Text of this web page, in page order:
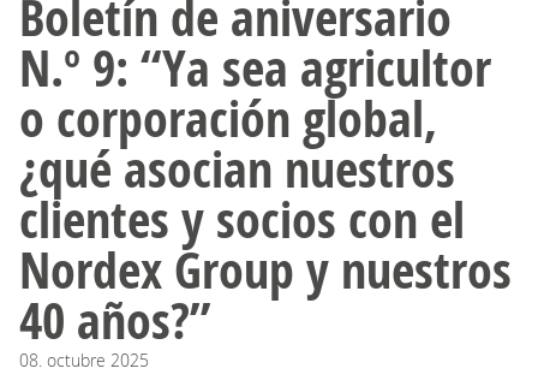
Boletín de aniversario
N.º 9: “Ya sea agricultor
o corporación global,
¿qué asocian nuestros
clientes y socios con el
Nordex Group y nuestros
40 años?”
08. octubre 2025